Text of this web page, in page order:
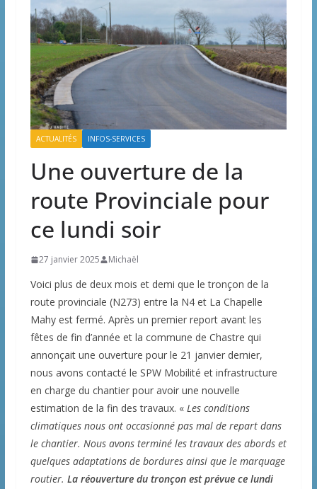
ACTUALITÉS INFOS-SERVICES
Une ouverture de la
route Provinciale pour
ce lundi soir
27 janvier 2025 Michaël
Voici plus de deux mois et demi que le tronçon de la
route provinciale (N273) entre la N4 et La Chapelle
Mahy est fermé. Après un premier report avant les
fêtes de fin d’année et la commune de Chastre qui
annonçait une ouverture pour le 21 janvier dernier,
nous avons contacté le SPW Mobilité et infrastructure
en charge du chantier pour avoir une nouvelle
estimation de la fin des travaux. « Les conditions
climatiques nous ont occasionné pas mal de repart dans
le chantier. Nous avons terminé les travaux des abords et
quelques adaptations de bordures ainsi que le marquage
routier. La réouverture du tronçon est prévue ce lundi